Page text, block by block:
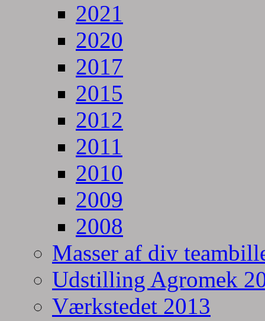
2021
2020
2017
2015
2012
2011
2010
2009
2008
Masser af div
Udstilling Agromek
Værkstedet 2013